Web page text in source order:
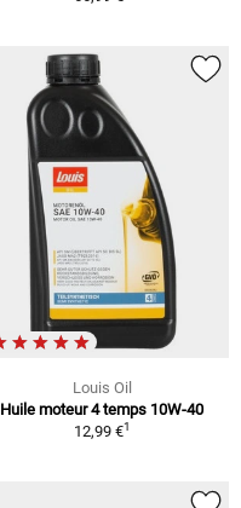
Louis Oil
Huile moteur 4 temps 10W-40
12,99 €1